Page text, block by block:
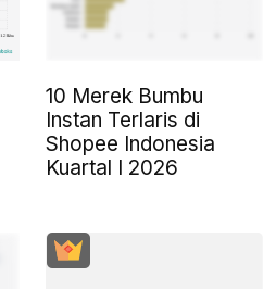
10 Merek Bumbu
Instan Terlaris di
Shopee Indonesia
Kuartal I 2026